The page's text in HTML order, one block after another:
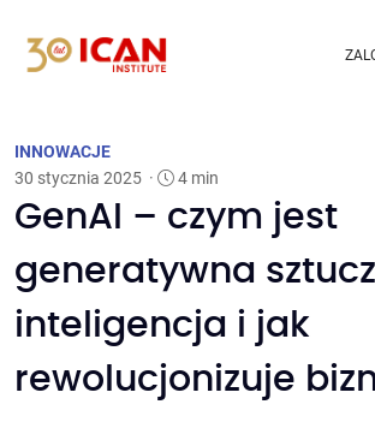
INNOWACJE
30 stycznia 2025 · 4 min
GenAI – czym jest
generatywna
inteligencja i jak
rewolucjonizuje